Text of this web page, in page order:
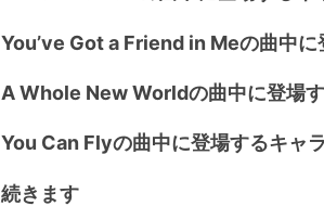
You’ve Got a Friend in Meの曲中
A Whole New Worldの曲中に登場
You Can Flyの曲中に登場するキャ
続きます